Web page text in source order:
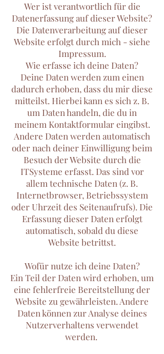
Wer ist verantwortlich für die
Datenerfassung auf dieser Website?
Die Datenverarbeitung auf dieser
Website erfolgt durch mich - siehe
Impressum.
Wie erfasse ich deine Daten?
Deine Daten werden zum einen
dadurch erhoben, dass du mir diese
mitteilst. Hierbei kann es sich z. B.
um Daten handeln, die du in
meinem Kontaktformular eingibst.
Andere Daten werden automatisch
oder nach deiner Einwilligung beim
Besuch der Website durch die
ITSysteme erfasst. Das sind vor
allem technische Daten (z. B.
Internetbrowser, Betriebssystem
oder Uhrzeit des Seitenaufrufs). Die
Erfassung dieser Daten erfolgt
automatisch, sobald du diese
Website betrittst.
Wofür nutze ich deine Daten?
Ein Teil der Daten wird erhoben, um
eine fehlerfreie Bereitstellung der
Website zu gewährleisten. Andere
Daten können zur Analyse deines
Nutzerverhaltens verwendet
werden.